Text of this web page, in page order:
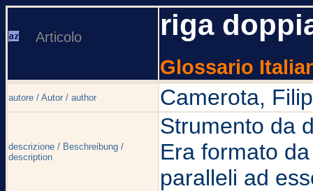
Articolo riga
Glossario
autore / Autor / author Camerota,
descrizione / Beschreibung /
description
Strumento da
Era formato
paralleli ad